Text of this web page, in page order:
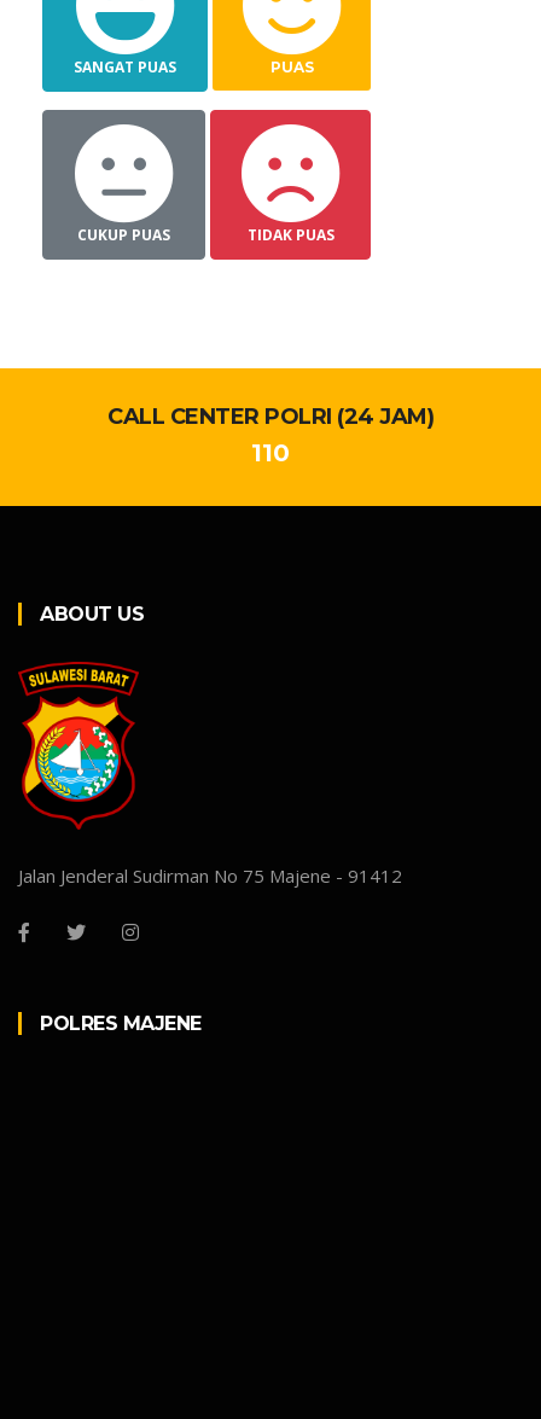
SANGAT PUAS PUAS
CUKUP PUAS TIDAK PUAS
CALL CENTER POLRI (24 JAM)
110
ABOUT US
Jalan Jenderal Sudirman No 75 Majene - 91412
POLRES MAJENE